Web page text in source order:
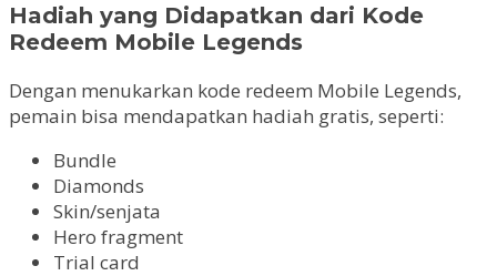
Hadiah yang Didapatkan dari Kode
Redeem Mobile Legends
Dengan menukarkan kode redeem Mobile Legends,
pemain bisa mendapatkan hadiah gratis, seperti:
Bundle
Diamonds
Skin/senjata
Hero fragment
Trial card